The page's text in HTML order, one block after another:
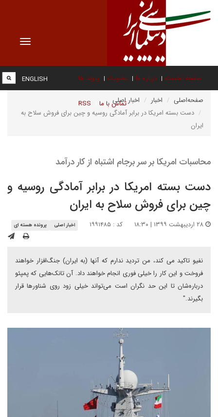
Toggle
صفحه نخست درباره ما عضویت پیوند ها
تماس با ما RSS
ENGLISH
صفحه‌اصلی اخبار
اخبار اصلی
دست بسته امریکا در برابر آمادگی روسیه و چین برای فروش سلاح به
ایران
محاسبات امریکا بر سر برجام اشتباه از کار درآمد
دست بسته امریکا در برابر آمادگی روسیه و
چین برای فروش سلاح به ایران
کد : ۱۹۹۱۴۸۵ اخبار اصلی پرونده هسته ای
نفیو تاکید می کند، من تردید ندارم که آنها (به ایران) جنگ‌افزار خواهند
فروخت و این کار را خیلی فوری انجام خواهند داد. آن تانک‌هایی که پمپئو
درباره‌شان تا این حد نگران است می‌تواند خیلی زود روی شناورها قرار
بگیرند."